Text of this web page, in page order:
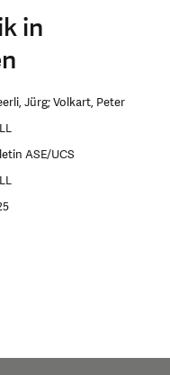
in
Jürg; Volkart, Peter
ASE/UCS